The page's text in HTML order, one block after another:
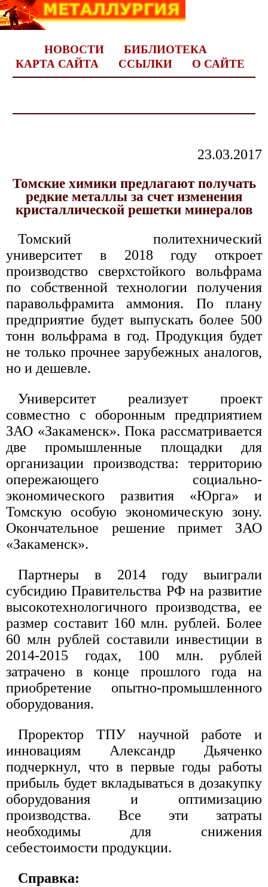
НОВОСТИ
БИБЛИОТЕКА
КАРТА САЙТА
ССЫЛКИ О САЙТЕ
23.03.2017
Томские химики предлагают получать
редкие металлы за счет изменения
кристаллической решетки минералов
Томский политехнический
университет в 2018 году откроет
производство сверхстойкого вольфрама
по собственной технологии получения
паравольфрамита аммония. По плану
предприятие будет выпускать более 500
тонн вольфрама в год. Продукция будет
не только прочнее зарубежных аналогов,
но и дешевле.
Университет реализует проект
совместно с оборонным предприятием
ЗАО «Закаменск». Пока рассматривается
две промышленные площадки для
организации производства: территорию
опережающего социально-
экономического развития «Юрга» и
Томскую особую экономическую зону.
Окончательное решение примет ЗАО
«Закаменск».
Партнеры в 2014 году выиграли
субсидию Правительства РФ на развитие
высокотехнологичного производства, ее
размер составит 160 млн. рублей. Более
60 млн рублей составили инвестиции в
2014-2015 годах, 100 млн. рублей
затрачено в конце прошлого года на
приобретение опытно-промышленного
оборудования.
Проректор ТПУ научной работе и
инновациям Александр Дьяченко
подчеркнул, что в первые годы работы
прибыль будет вкладываться в дозакупку
оборудования и оптимизацию
производства. Все эти затраты
необходимы для снижения
себестоимости продукции.
Справка: